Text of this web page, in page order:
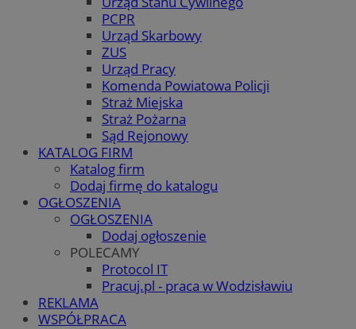
PCPR
Urząd Skarbowy
ZUS
Urząd Pracy
Komenda Powiatowa Policji
Straż Miejska
Straż Pożarna
Sąd Rejonowy
KATALOG FIRM
Katalog firm
Dodaj firmę do katalogu
OGŁOSZENIA
OGŁOSZENIA
Dodaj ogłoszenie
POLECAMY
Protocol IT
Pracuj.pl - praca w Wodzisławiu
REKLAMA
WSPÓŁPRACA